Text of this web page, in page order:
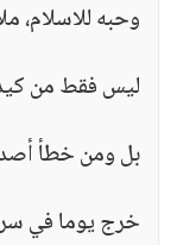
وحبه للاسلام،
ليس فقط من
بل ومن خطأ
خرج يوما في